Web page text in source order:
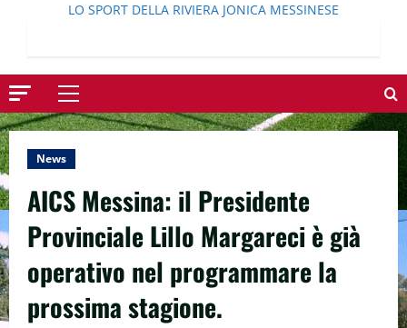
LO SPORT DELLA RIVIERA JONICA MESSINESE
Menu
principale
News
AICS Messina: il Presidente
Provinciale Lillo Margareci è già
operativo nel programmare la
prossima stagione.